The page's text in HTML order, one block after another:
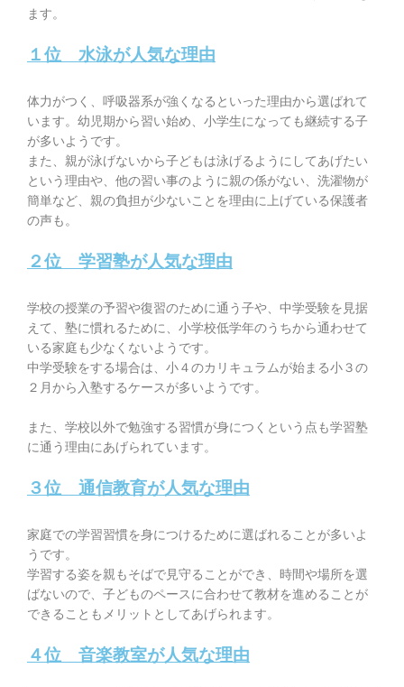
ます。
１位 水泳が人気な理由
体力がつく、呼吸器系が強くなるといった理由から選ばれて
います。 幼児期から習い始め、小学生になっても継続する子
が多いようです。
また、親が泳げないから子どもは泳げるようにしてあげたい
という理由や、他の習い事のように親の係がない、洗濯物が
簡単など、親の負担が少ないことを理由に上げている保護者
の声も。
２位 学習塾が人気な理由
学校の授業の予習や復習のために通う子や、中学受験を見据
えて、塾に慣れるために、小学校低学年のうちから通わせて
いる家庭も少なくないようです。
中学受験をする場合は、小４のカリキュラムが始まる小３の
２月から入塾するケースが多いようです。
また、学校以外で勉強する習慣が身につくという点も学習塾
に通う理由にあげられています。
３位 通信教育が人気な理由
家庭での学習習慣を身につけるために選ばれることが多いよ
うです。
学習する姿を親もそばで見守ることができ、時間や場所を選
ばないので、子どものペースに合わせて教材を進めることが
できることもメリットとしてあげられます。
４位 音楽教室が人気な理由